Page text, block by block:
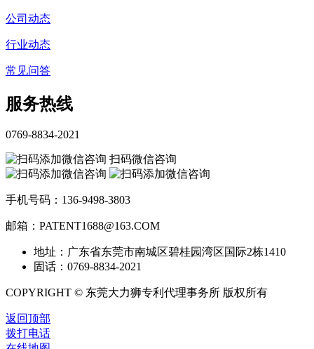
公司动态
行业动态
常见问答
服务热线
0769-8834-2021
扫码微信咨询
手机号码：136-9498-3803
邮箱：PATENT1688@163.COM
地址：广东省东莞市南城区碧桂园湾区国际2栋1410
固话：0769-8834-2021
COPYRIGHT © 东莞大力狮专利代理事务所 版权所有
返回顶部
拨打电话